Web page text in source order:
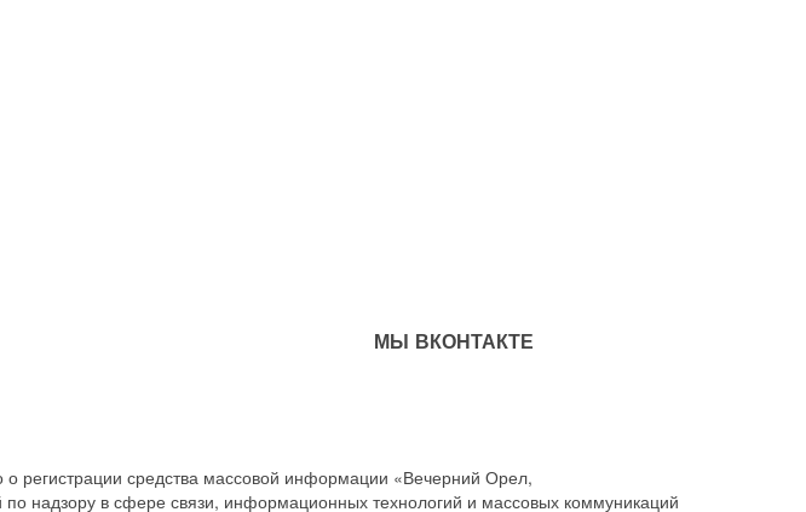
МЫ ВКОНТАКТЕ
о регистрации средства массовой информации «Вечерний Орел,
надзору в сфере связи, информационных технологий и массовых коммуникаций